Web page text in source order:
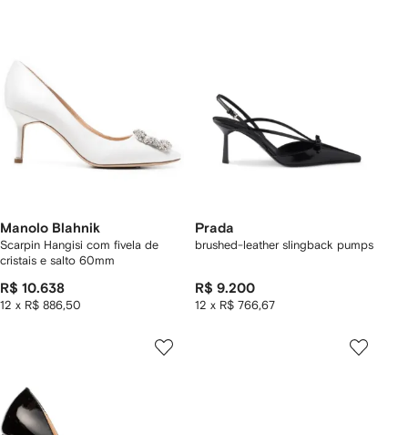
Manolo Blahnik
Scarpin Hangisi com fivela de
cristais e salto 60mm
R$ 10.638
12 x R$ 886,50
Prada
brushed-leather slingback pumps
R$ 9.200
12 x R$ 766,67